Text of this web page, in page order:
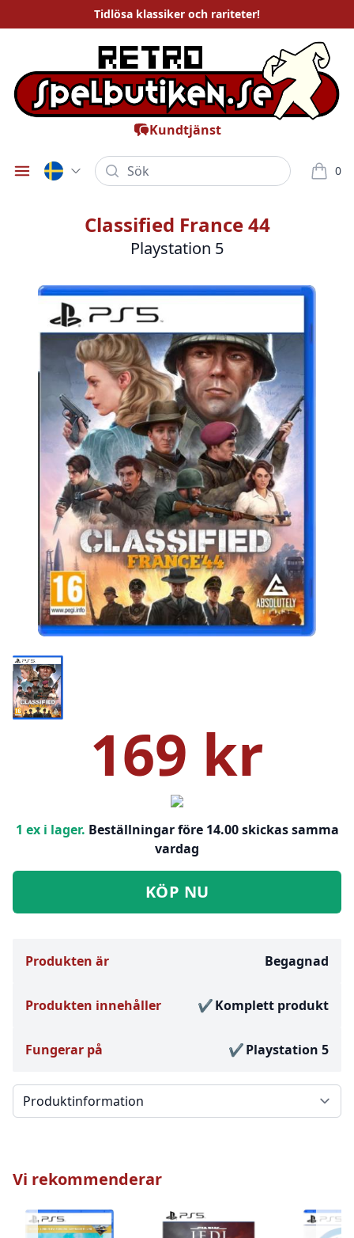
Tidlösa klassiker och rariteter!
Kundtjänst
Öppna meny
Sök 0
varor i
Classified France 44
Playstation 5
Bilder
169 kr
1 ex i lager. Beställningar före 14.00 skickas samma
vardag
KÖP NU
Produkten är Begagnad
Produkten innehåller Komplett produkt
Fungerar på Playstation 5
Välj en flik
Vi rekommenderar